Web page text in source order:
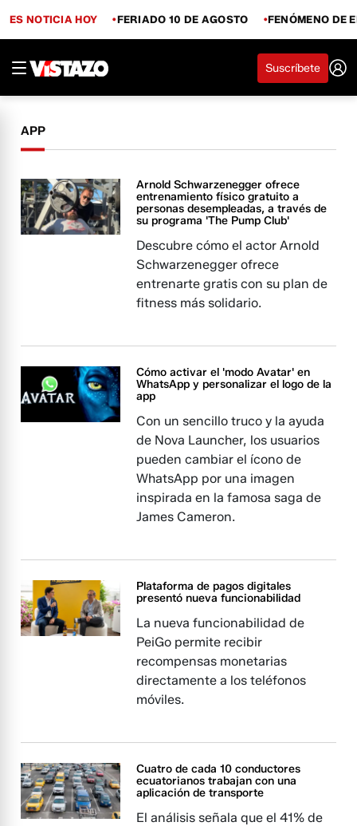
ES NOTICIA HOY FERIADO 10 DE AGOSTO FENÓMENO DE
Suscríbete
APP
Arnold Schwarzenegger ofrece
entrenamiento físico gratuito a
personas desempleadas, a través de
su programa 'The Pump Club'
Descubre cómo el actor Arnold
Schwarzenegger ofrece
entrenarte gratis con su plan de
fitness más solidario.
Cómo activar el 'modo Avatar' en
WhatsApp y personalizar el logo de la
app
Con un sencillo truco y la ayuda
de Nova Launcher, los usuarios
pueden cambiar el ícono de
WhatsApp por una imagen
inspirada en la famosa saga de
James Cameron.
Plataforma de pagos digitales
presentó nueva funcionabilidad
La nueva funcionabilidad de
PeiGo permite recibir
recompensas monetarias
directamente a los teléfonos
móviles.
Cuatro de cada 10 conductores
ecuatorianos trabajan con una
aplicación de transporte
El análisis señala que el 41% de